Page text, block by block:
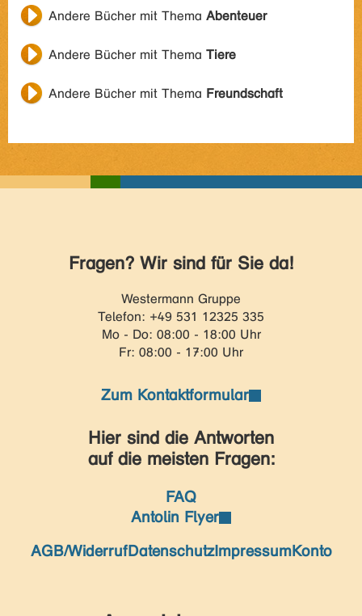
Andere Bücher mit Thema Abenteuer
Andere Bücher mit Thema Tiere
Andere Bücher mit Thema Freundschaft